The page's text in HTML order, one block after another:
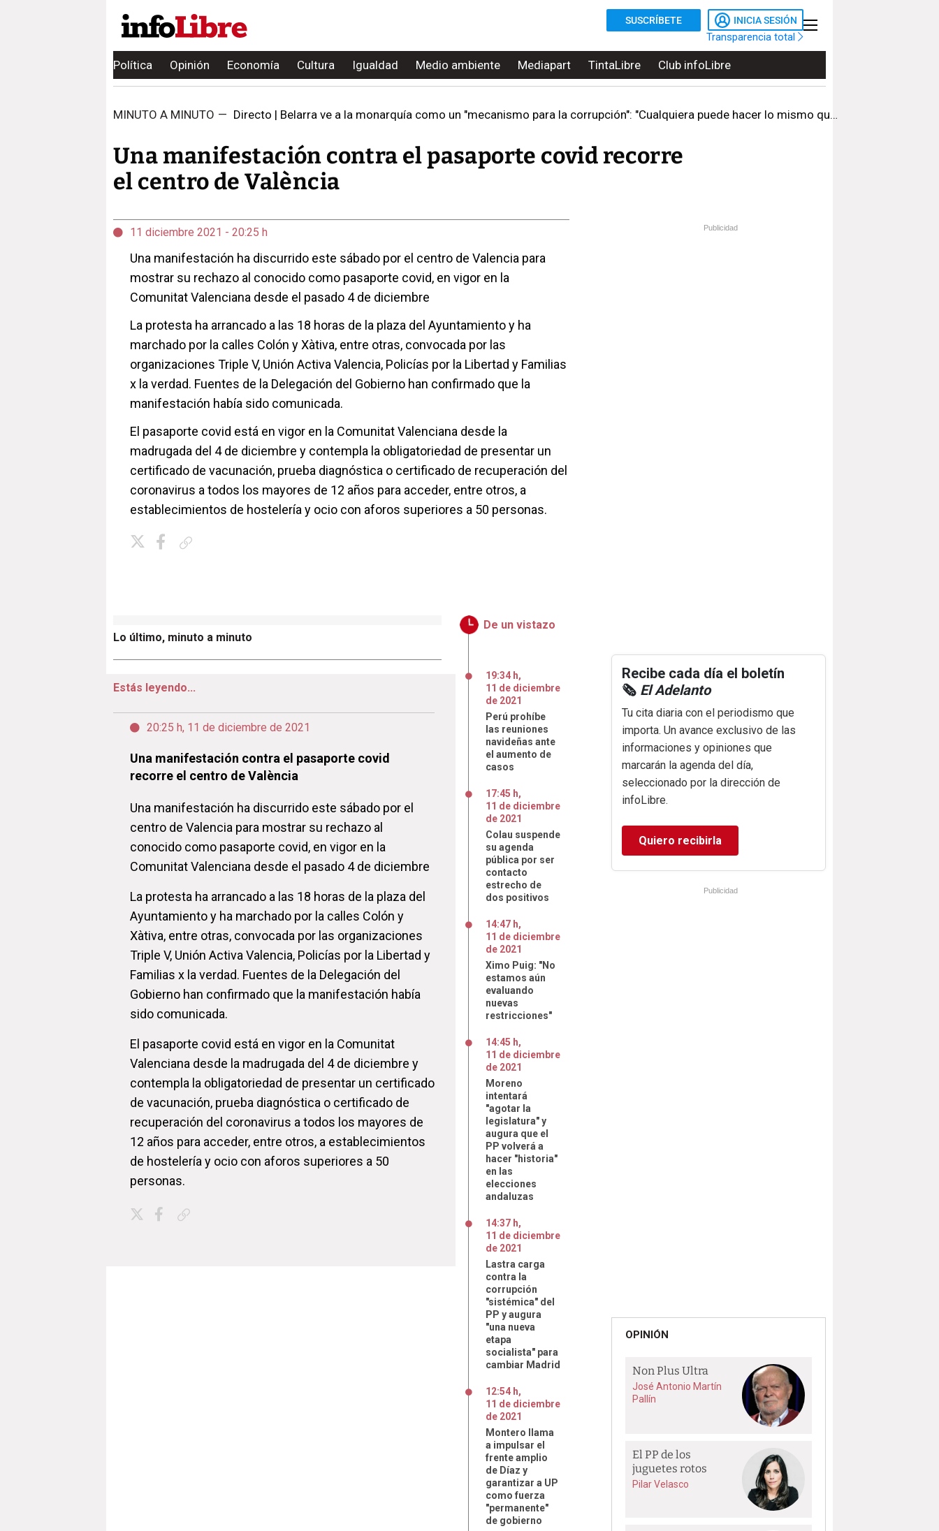
SUSCRÍBETE INICIA SESIÓN
Transparencia total
Política Opinión Economía Cultura Igualdad Medio ambiente Mediapart TintaLibre Club infoLibre
MINUTO A MINUTO — Directo | Belarra ve a la monarquía como un "mecanismo para la corrupción": "Cualquiera puede hacer lo mismo que el emérito"
Una manifestación contra el pasaporte covid recorre
el centro de València
11 diciembre 2021 - 20:25 h
Una manifestación ha discurrido este sábado por el centro de Valencia para
mostrar su rechazo al conocido como pasaporte covid, en vigor en la
Comunitat Valenciana desde el pasado 4 de diciembre
La protesta ha arrancado a las 18 horas de la plaza del Ayuntamiento y ha
marchado por la calles Colón y Xàtiva, entre otras, convocada por las
organizaciones Triple V, Unión Activa Valencia, Policías por la Libertad y Familias
x la verdad. Fuentes de la Delegación del Gobierno han confirmado que la
manifestación había sido comunicada.
El pasaporte covid está en vigor en la Comunitat Valenciana desde la
madrugada del 4 de diciembre y contempla la obligatoriedad de presentar un
certificado de vacunación, prueba diagnóstica o certificado de recuperación del
coronavirus a todos los mayores de 12 años para acceder, entre otros, a
establecimientos de hostelería y ocio con aforos superiores a 50 personas.
Lo último, minuto a minuto
Estás leyendo...
20:25 h, 11 de diciembre de 2021
Una manifestación contra el pasaporte covid
recorre el centro de València
Una manifestación ha discurrido este sábado por el
centro de Valencia para mostrar su rechazo al
conocido como pasaporte covid, en vigor en la
Comunitat Valenciana desde el pasado 4 de diciembre
La protesta ha arrancado a las 18 horas de la plaza del
Ayuntamiento y ha marchado por la calles Colón y
Xàtiva, entre otras, convocada por las organizaciones
Triple V, Unión Activa Valencia, Policías por la Libertad y
Familias x la verdad. Fuentes de la Delegación del
Gobierno han confirmado que la manifestación había
sido comunicada.
El pasaporte covid está en vigor en la Comunitat
Valenciana desde la madrugada del 4 de diciembre y
contempla la obligatoriedad de presentar un certificado
de vacunación, prueba diagnóstica o certificado de
recuperación del coronavirus a todos los mayores de
12 años para acceder, entre otros, a establecimientos
de hostelería y ocio con aforos superiores a 50
personas.
De un vistazo
19:34 h,
11 de diciembre
de 2021
Perú prohíbe
las reuniones
navideñas ante
el aumento de
casos
17:45 h,
11 de diciembre
de 2021
Colau suspende
su agenda
pública por ser
contacto
estrecho de
dos positivos
14:47 h,
11 de diciembre
de 2021
Ximo Puig: "No
estamos aún
evaluando
nuevas
restricciones"
14:45 h,
11 de diciembre
de 2021
Moreno
intentará
"agotar la
legislatura" y
augura que el
PP volverá a
hacer "historia"
en las
elecciones
andaluzas
14:37 h,
11 de diciembre
de 2021
Lastra carga
contra la
corrupción
"sistémica" del
PP y augura
"una nueva
etapa
socialista" para
cambiar Madrid
12:54 h,
11 de diciembre
de 2021
Montero llama
a impulsar el
frente amplio
de Díaz y
garantizar a UP
como fuerza
"permanente"
de gobierno
Publicidad
Recibe cada día el boletín
🗞️ El Adelanto
Tu cita diaria con el periodismo que
importa. Un avance exclusivo de las
informaciones y opiniones que
marcarán la agenda del día,
seleccionado por la dirección de
infoLibre.
Quiero recibirla
Publicidad
OPINIÓN
Non Plus Ultra
José Antonio Martín
Pallín
El PP de los
juguetes rotos
Pilar Velasco